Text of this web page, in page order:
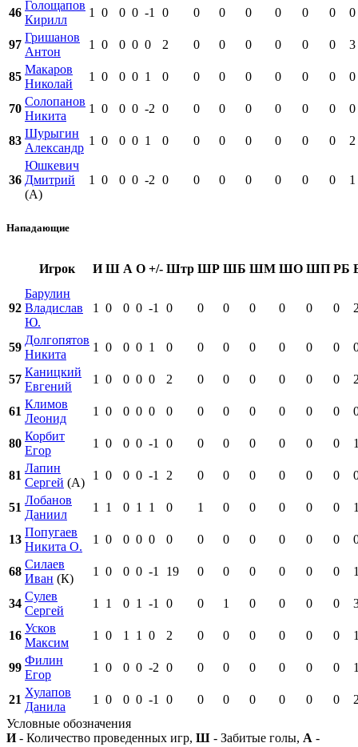
46
Голощапов
Кирилл
1 0 0 0 -1 0 0 0 0 0 0 0 0
97
Гришанов
Антон
1 0 0 0 0 2 0 0 0 0 0 0 3
85
Макаров
Николай
1 0 0 0 1 0 0 0 0 0 0 0 0
70
Солопанов
Никита
1 0 0 0 -2 0 0 0 0 0 0 0 0
83
Шурыгин
Александр
1 0 0 0 1 0 0 0 0 0 0 0 2
36
Юшкевич
Дмитрий
(А)
1 0 0 0 -2 0 0 0 0 0 0 0 1
Нападающие
Игрок И Ш А О +/- Штр ШР ШБ ШМ ШО ШП РБ
92
Барулин
Владислав
Ю.
1 0 0 0 -1 0 0 0 0 0 0 0
59
Долгопятов
Никита
1 0 0 0 1 0 0 0 0 0 0 0
57
Каницкий
Евгений
1 0 0 0 0 2 0 0 0 0 0 0
61
Климов
Леонид
1 0 0 0 0 0 0 0 0 0 0 0
80
Корбит
Егор
1 0 0 0 -1 0 0 0 0 0 0 0
81
Лапин
Сергей (А)
1 0 0 0 -1 2 0 0 0 0 0 0
51
Лобанов
Даниил
1 1 0 1 1 0 1 0 0 0 0 0
13
Попугаев
Никита О.
1 0 0 0 0 0 0 0 0 0 0 0
68
Силаев
Иван (К)
1 0 0 0 -1 19 0 0 0 0 0 0
34
Сулев
Сергей
1 1 0 1 -1 0 0 1 0 0 0 0
16
Усков
Максим
1 0 1 1 0 2 0 0 0 0 0 0
99
Филин
Егор
1 0 0 0 -2 0 0 0 0 0 0 0
21
Хулапов
Данила
1 0 0 0 -1 0 0 0 0 0 0 0
Условные обозначения
И- Количество проведенных игр, Ш - Забитые голы, А -